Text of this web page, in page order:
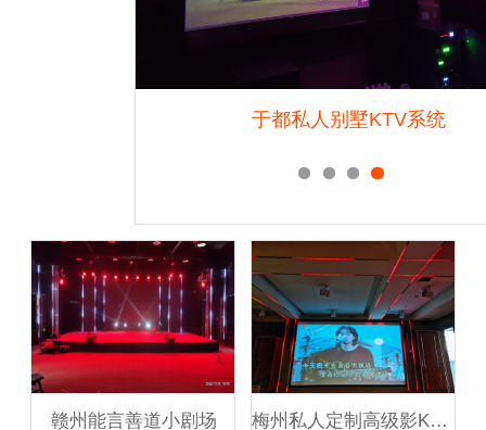
于都私人别墅KTV系统
赣州能言善道小剧场 梅州私人定制高级影K会所